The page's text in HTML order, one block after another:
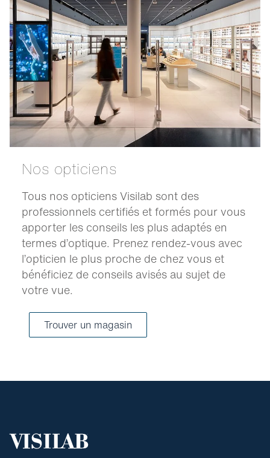
Nos opticiens
Tous nos opticiens Visilab sont des
professionnels certifiés et formés pour vous
apporter les conseils les plus adaptés en
termes d’optique. Prenez rendez-vous avec
l’opticien le plus proche de chez vous et
bénéficiez de conseils avisés au sujet de
votre vue.
Trouver un magasin